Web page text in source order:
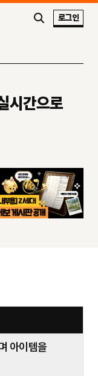
로그인
시간으로
아이템을